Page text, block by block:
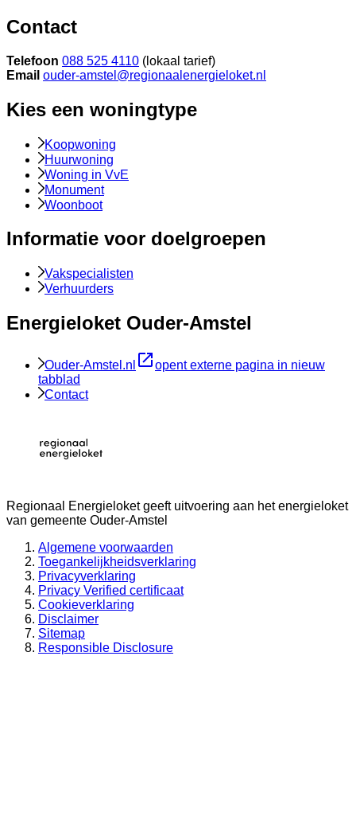
Contact
Telefoon 088 525 4110 (lokaal tarief)
Email ouder-amstel@regionaalenergieloket.nl
Kies een woningtype
Koopwoning
Huurwoning
Woning in VvE
Monument
Woonboot
Informatie voor doelgroepen
Vakspecialisten
Verhuurders
Energieloket Ouder-Amstel
Ouder-Amstel.nl
opent externe pagina in nieuw
tabblad
Contact
Regionaal Energieloketgeeft uitvoering aan het energieloket
van gemeente Ouder-Amstel
Algemene voorwaarden
Toegankelijkheidsverklaring
Privacyverklaring
Privacy Verified certificaat
Cookieverklaring
Disclaimer
Sitemap
Responsible Disclosure